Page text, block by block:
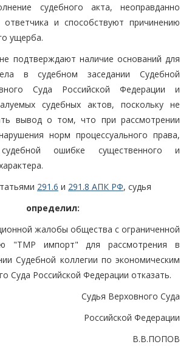
судебного акта, неоправданно
и способствуют причинению
ущерба.
подтверждают наличие оснований для
в судебном заседании Судебной
Суда Российской Федерации и
судебных актов, поскольку не
вывод о том, что при рассмотрении
норм процессуального права,
ошибке существенного и
291.6 и 291.8 АПК РФ, судья
определил:
жалобы общества с ограниченной
"ТМР импорт" для рассмотрения в
Судебной коллегии по экономическим
Суда Российской Федерации отказать.
Судья Верховного Суда
Российской Федерации
В.В.ПОПОВ